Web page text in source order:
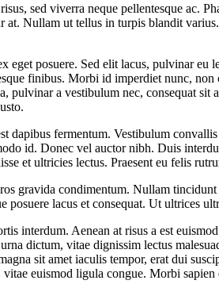
sed viverra neque pellentesque ac.
Nullam ut tellus in turpis blandit
eget posuere. Sed elit lacus, pulvinar
finibus. Morbi id imperdiet nunc,
pulvinar a vestibulum nec, consequat
dapibus fermentum. Vestibulum
id. Donec vel auctor nibh. Duis
et ultricies lectus. Praesent eu felis
gravida condimentum. Nullam
posuere lacus et consequat. Ut ultrices
interdum. Aenean at risus a est
dictum, vitae dignissim lectus
sit amet iaculis tempor, erat dui
euismod ligula congue. Morbi